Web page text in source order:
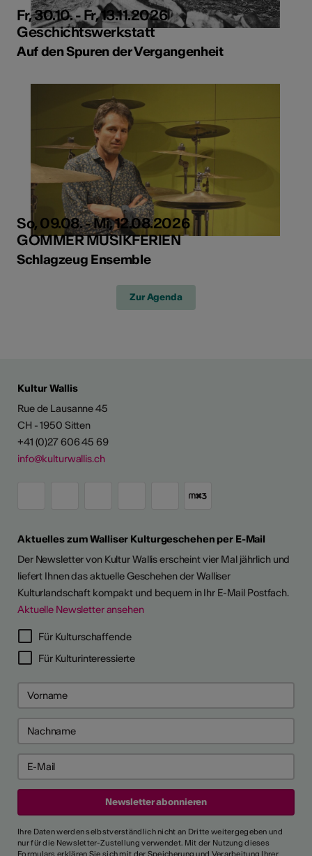
Fr, 30.10. - Fr, 13.11.2026
Geschichtswerkstatt
Auf den Spuren der Vergangenheit
So, 09.08. - Mi, 12.08.2026
GOMMER MUSIKFERIEN
Schlagzeug Ensemble
Zur Agenda
Kultur Wallis
Rue de Lausanne 45
CH - 1950 Sitten
+41 (0)27 606 45 69
info@kulturwallis.ch
Aktuelles zum Walliser Kulturgeschehen per E-Mail
Der Newsletter von Kultur Wallis erscheint vier Mal jährlich und
liefert Ihnen das aktuelle Geschehen der Walliser
Kulturlandschaft kompakt und bequem in Ihr E-Mail Postfach.
Aktuelle Newsletter ansehen
Für Kulturschaffende
Für Kulturinteressierte
Ihre Daten werden selbstverständlich nicht an Dritte weitergegeben und
nur für die Newsletter-Zustellung verwendet. Mit der Nutzung dieses
Formulars erklären Sie sich mit der Speicherung und Verarbeitung Ihrer